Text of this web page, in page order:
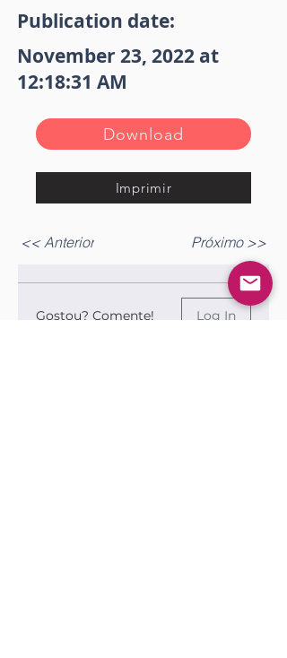
Publication date:
November 23, 2022 at
12:18:31 AM
Download
Imprimir
<< Anterior Próximo >>
Gostou? Comente! Log In